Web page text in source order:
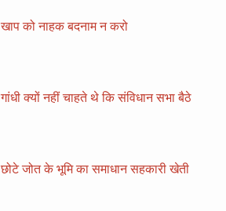
खाप को नाहक बदनाम न करो
गांधी क्यों नहीं चाहते थे कि संविधान सभा बैठे
छोटे जोत के भूमि का समाधान सहकारी खेती